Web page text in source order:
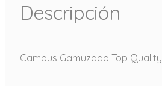
Descripción
Campus Gamuzado Top Quality